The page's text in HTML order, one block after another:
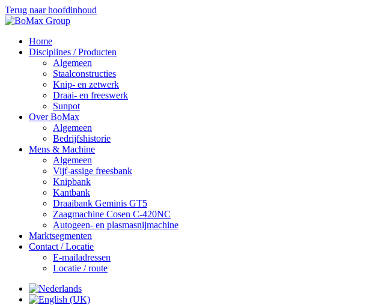
Terug naar hoofdinhoud
Home
Disciplines / Producten
Algemeen
Staalconstructies
Knip- en zetwerk
Draai- en freeswerk
Sunpot
Over BoMax
Algemeen
Bedrijfshistorie
Mens & Machine
Algemeen
Vijf-assige freesbank
Knipbank
Kantbank
Draaibank Geminis GT5
Zaagmachine Cosen C-420NC
Autogeen- en plasmasnijmachine
Marktsegmenten
Contact / Locatie
E-mailadressen
Locatie / route